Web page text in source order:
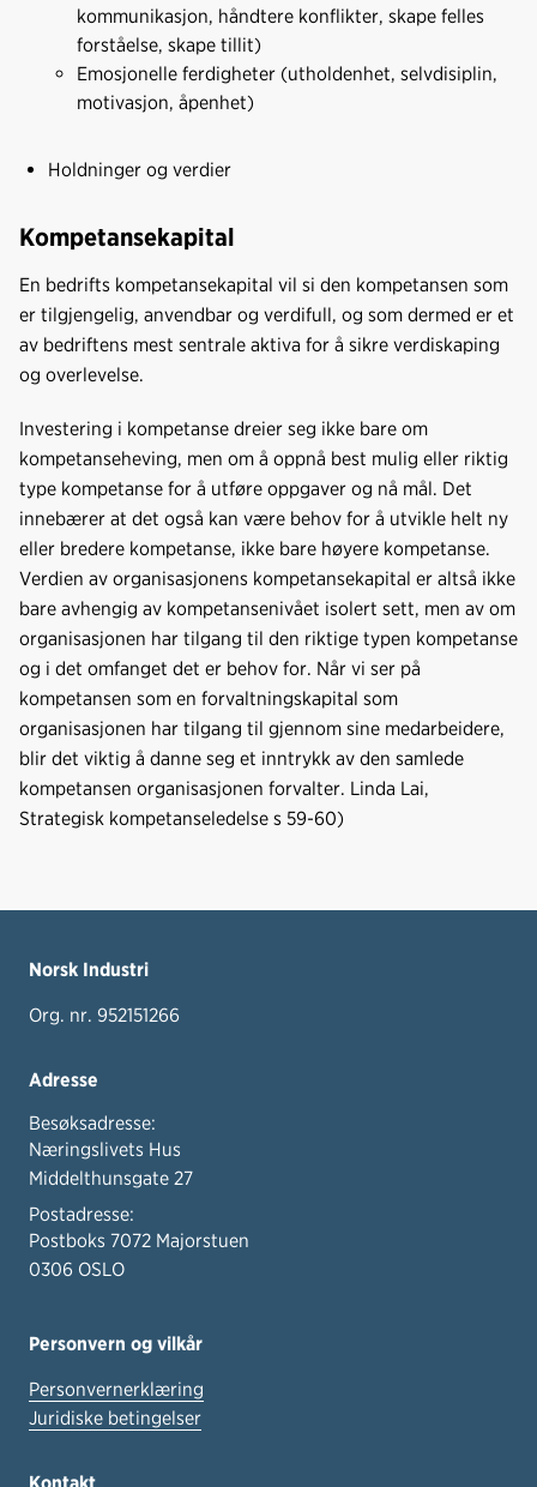
kommunikasjon, håndtere konflikter, skape felles
forståelse, skape tillit)
Emosjonelle ferdigheter (utholdenhet, selvdisiplin,
motivasjon, åpenhet)
Holdninger og verdier
Kompetansekapital
En bedrifts kompetansekapital vil si den kompetansen som
er tilgjengelig, anvendbar og verdifull, og som dermed er et
av bedriftens mest sentrale aktiva for å sikre verdiskaping
og overlevelse.
Investering i kompetanse dreier seg ikke bare om
kompetanseheving, men om å oppnå best mulig eller riktig
type kompetanse for å utføre oppgaver og nå mål. Det
innebærer at det også kan være behov for å utvikle helt ny
eller bredere kompetanse, ikke bare høyere kompetanse.
Verdien av organisasjonens kompetansekapital er altså ikke
bare avhengig av kompetansenivået isolert sett, men av om
organisasjonen har tilgang til den riktige typen kompetanse
og i det omfanget det er behov for. Når vi ser på
kompetansen som en forvaltningskapital som
organisasjonen har tilgang til gjennom sine medarbeidere,
blir det viktig å danne seg et inntrykk av den samlede
kompetansen organisasjonen forvalter. Linda Lai,
Strategisk kompetanseledelse s 59-60)
Norsk Industri
Org. nr. 952151266
Adresse
Besøksadresse:
Næringslivets Hus
Middelthunsgate 27
Postadresse:
Postboks 7072 Majorstuen
0306 OSLO
Personvern og vilkår
Personvernerklæring
Juridiske betingelser